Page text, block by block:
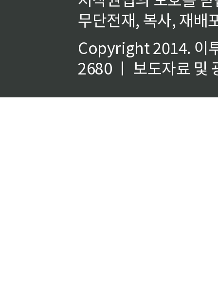
무단전재, 복사, 재배
Copyright 2014. 이
2680 ㅣ 보도자료